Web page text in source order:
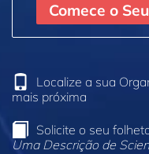
Comece o
Localize a sua
mais próxima
Solicite o seu
Uma Descrição de